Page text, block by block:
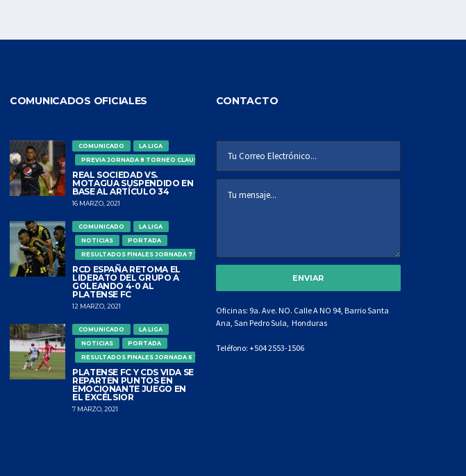
COMUNICADOS OFICIALES
COMUNICADO
LA LIGA
PREVIA JORNADA 8 TORNEO CLAUSURA
REAL SOCIEDAD VS.
MOTAGUA SUSPENDIDO EN
BASE AL ARTÍCULO 34
16 MARZO, 2021
COMUNICADO
LA LIGA
NOTICIAS
PORTADA
RESULTADOS FINALES JORNADA 7 TORNEO CLAUSURA
RCD ESPAÑA RETOMA EL
LIDERATO DEL GRUPO A
GOLEANDO 4-0 AL
PLATENSE FC
12 MARZO, 2021
COMUNICADO
LA LIGA
NOTICIAS
PORTADA
RESULTADOS FINALES JORNADA 6 TORNEO CLAUSURA
PLATENSE FC Y CDS VIDA SE
REPARTEN PUNTOS EN
EMOCIONANTE JUEGO EN
EL EXCÉLSIOR
7 MARZO, 2021
CONTACTO
Oficinas: 9a. Ave. NO. Calle A NO 94, Barrio Santa
Ana, San Pedro Sula, Honduras
Teléfono: +504 2553-1506